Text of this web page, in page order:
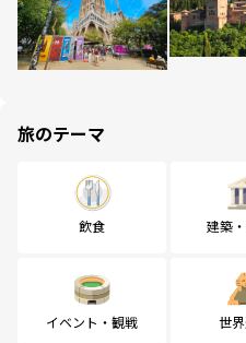
旅のテーマ
飲食 建築
イベント・観戦 世